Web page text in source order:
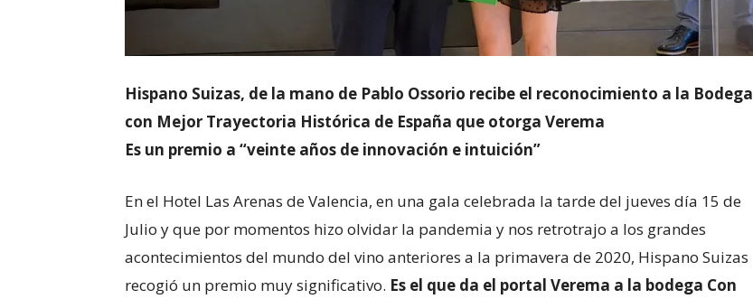
Hispano Suizas, de la mano de Pablo Ossorio recibe el reconocimiento a la Bodega
con Mejor Trayectoria Histórica de España que otorga Verema
Es un premio a “veinte años de innovación e intuición”
En el Hotel Las Arenas de Valencia, en una gala celebrada la tarde del jueves día 15 de
Julio y que por momentos hizo olvidar la pandemia y nos retrotrajo a los grandes
acontecimientos del mundo del vino anteriores a la primavera de 2020, Hispano Suizas
recogió un premio muy significativo. Es el que da el portal Verema a la bodega Con